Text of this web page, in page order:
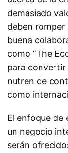
demasiado
deben
buena
como “The
para convertir
nutren de
como
El enfoque de
un negocio
serán